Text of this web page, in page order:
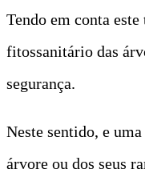
Tendo em conta
fitossanitário das
segurança.
Neste sentido, e
árvore ou dos seus